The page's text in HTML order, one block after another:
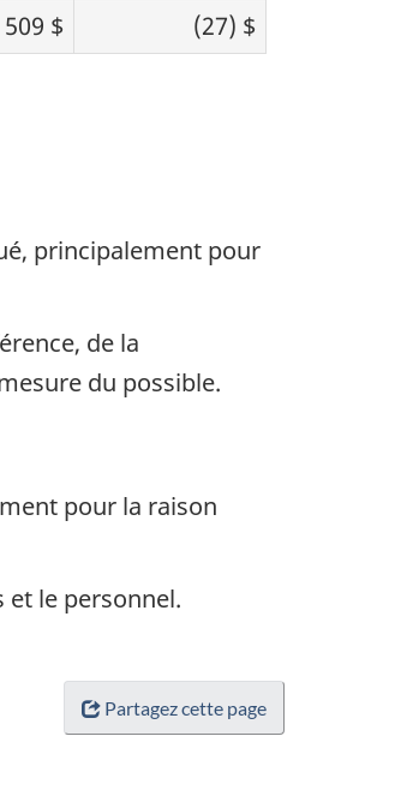
509 $ (27) $
principalement pour
de la
du possible.
pour la raison
le personnel.
Partagez cette page